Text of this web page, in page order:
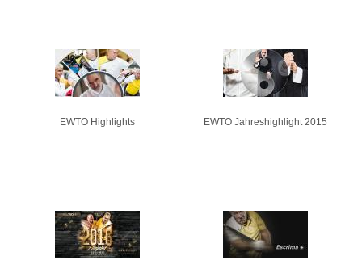
EWTO Highlights EWTO Jahreshighlight 2015